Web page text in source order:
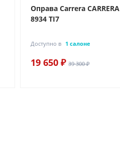
Оправа Carrera CARRERA
8934 TI7
Доступно в 1 салоне
19 650 ₽ 39 300 ₽